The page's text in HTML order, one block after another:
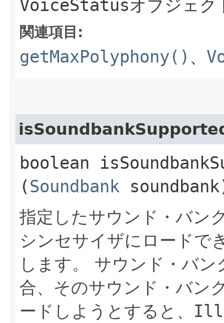
VoiceStatusオブジェク
関連項目:
getMaxPolyphony() 、
boolean
(Soundbank
指定したサウンド・バン
シンセサイザにロードで
します。
サウンド・バン
合、そのサウンド・バン
ードしようとすると、